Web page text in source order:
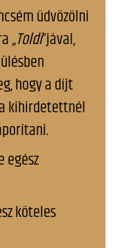
üdvözölni
„Toldi”jával,
hogy a díjt
kihirdetettnél
egész